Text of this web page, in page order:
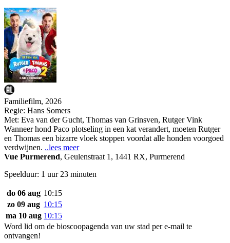
Familiefilm, 2026
Regie: Hans Somers
Met: Eva van der Gucht, Thomas van Grinsven, Rutger Vink
Wanneer hond Paco plotseling in een kat verandert, moeten Rutger
en Thomas een bizarre vloek stoppen voordat alle honden voorgoed
verdwijnen. ..lees meer
Vue Purmerend, Geulenstraat 1, 1441 RX, Purmerend
Speelduur: 1 uur 23 minuten
do 06 aug 10:15
zo 09 aug 10:15
ma 10 aug 10:15
Word lid om de bioscoopagenda van uw stad per e-mail te
ontvangen!